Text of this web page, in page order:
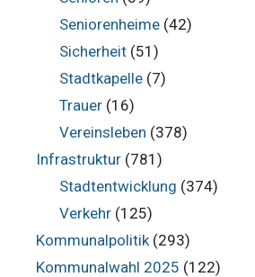
Seniorenheime(42)
Sicherheit(51)
Stadtkapelle(7)
Trauer(16)
Vereinsleben (378)
Infrastruktur (781)
Stadtentwicklung (374)
Verkehr(125)
Kommunalpolitik (293)
Kommunalwahl 2025 (122)